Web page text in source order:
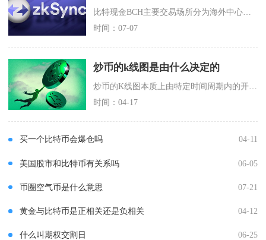
时间：07-07
炒币的k线图是由什么决定的
炒币的K线图本质上由特定时间周期内的开盘价、收盘价、最高价、最低价四大交易价格数据决定，其
时间：04-17
买一个比特币会爆仓吗 04-11
美国股市和比特币有关系吗 06-05
币圈空气币是什么意思 07-21
黄金与比特币是正相关还是负相关 04-12
什么叫期权交割日 06-25